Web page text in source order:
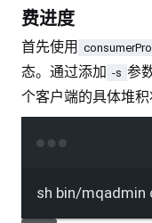
费进度
首先使用
态。通过添加 -s 参
个客户端的具体堆积
sh bin/mqadmin